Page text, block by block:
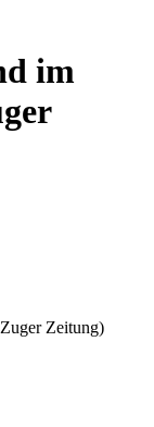
im
Zeitung)